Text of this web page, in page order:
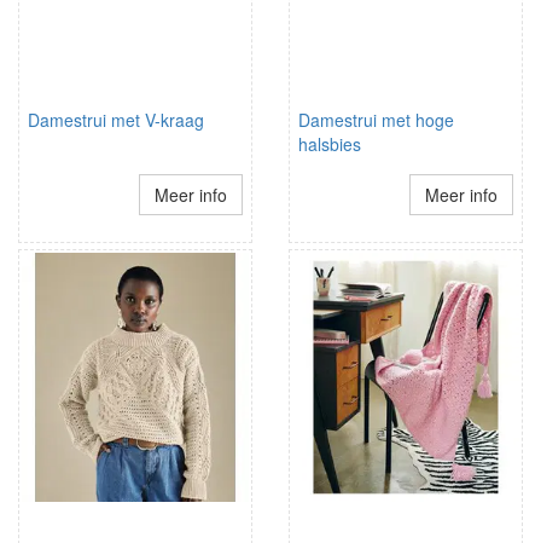
Damestrui met V-kraag
Meer info
Damestrui met hoge
halsbies
Meer info